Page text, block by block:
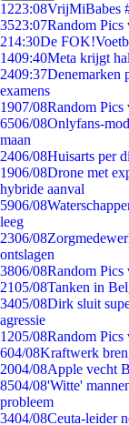
1223:08VrijMiBabes
3523:07Random Pics
214:30De
1409:40Meta krijgt
2409:37Denemarken
examens
1907/08Random Pics
6506/08Onlyfans-
maan
2406/08Huisarts per
1906/08Drone met
hybride aanval
5906/08
leeg
2306/08
ontslagen
3806/08Random Pics
2105/08Tanken in
3405/08Dirk sluit
agressie
1205/08Random Pics
604/08Kraftwerk
2004/08Apple vecht
8504/08'Witte'
probleem
3404/08Ceuta-leider